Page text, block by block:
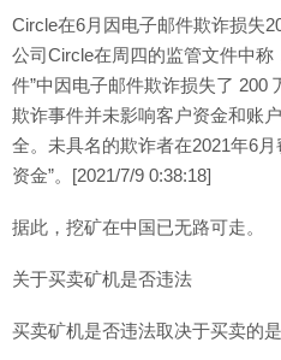
Circle在6月因电子邮件欺诈损失
公司Circle在周四的监管文件中称
件”中因电子邮件欺诈损失了 200
欺诈事件并未影响客户资金和账
全。未具名的欺诈者在2021年6
资金”。[2021/7/9 0:38:18]
据此，挖矿在中国已无路可走。
关于买卖矿机是否违法
买卖矿机是否违法取决于买卖的是